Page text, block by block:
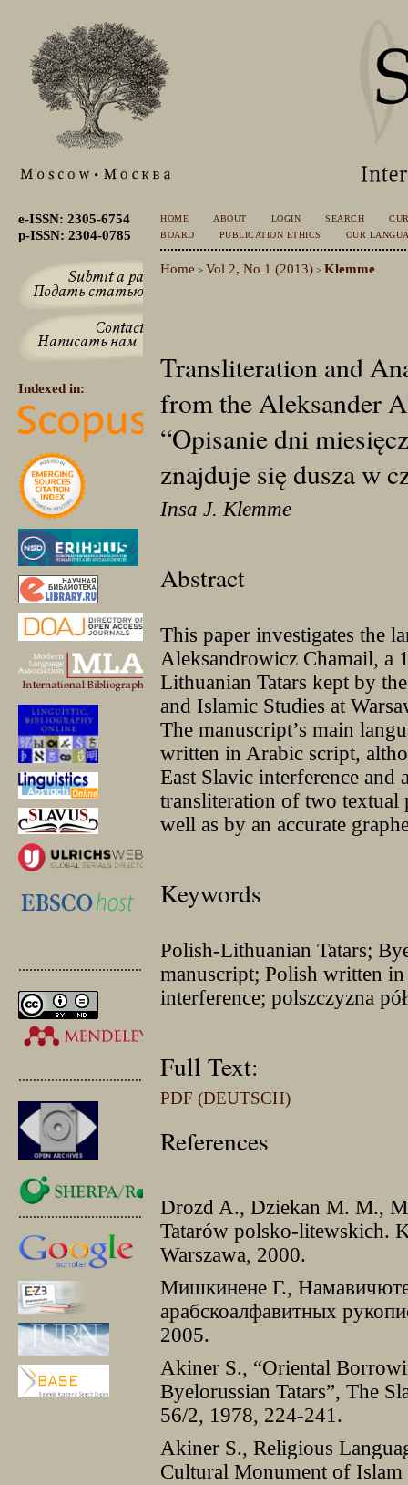
e-ISSN: 2305-6754
p-ISSN: 2304-0785
Indexed in:
.............................................
.............................................
.............................................
HOME ABOUT LOGIN SEARCH
BOARD
PUBLICATION ETHICS OUR
Home > Vol 2, No 1 (2013) > Klemme
Transliteration and
from the Aleksander
“Opisanie dni
znajduje się dusza w
Insa J. Klemme
Abstract
This paper investigates the
Aleksandrowicz Chamail, a
Lithuanian Tatars kept by
and Islamic Studies at
The manuscript’s main
written in Arabic script,
East Slavic interference and
transliteration of two textual
well as by an accurate
Keywords
Polish-Lithuanian Tatars;
manuscript; Polish written
interference; polszczyzna
Full Text:
PDF (DEUTSCH)
References
Drozd A., Dziekan M. M.,
Tatarów polsko-litewskich.
Warszawa, 2000.
Мишкинене Г.,
арабскоалфавитных
2005.
Akiner S., “Oriental
Byelorussian Tatars”, The
56/2, 1978, 224-241.
Akiner S., Religious
Cultural Monument of